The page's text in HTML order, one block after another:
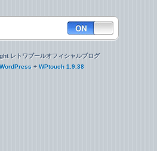
レトワブールオフィシャルブログ
WordPress + WPtouch 1.9.38